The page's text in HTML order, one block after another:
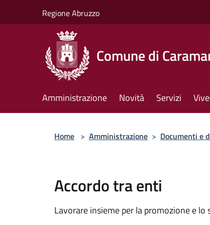
Regione Abruzzo
Comune di
Amministrazione Novità Servizi
Home > Amministrazione > Documenti e
Accordo tra enti
Lavorare insieme per la promozione e